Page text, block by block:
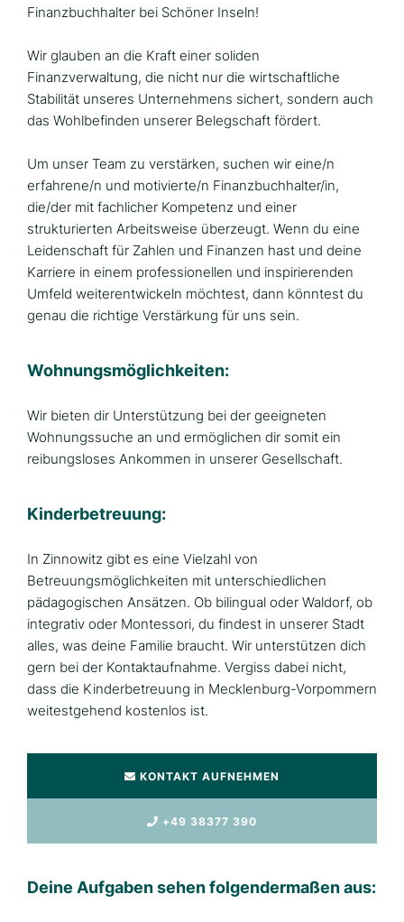
Finanzbuchhalter bei Schöner Inseln!
Wir glauben an die Kraft einer soliden
Finanzverwaltung, die nicht nur die wirtschaftliche
Stabilität unseres Unternehmens sichert, sondern auch
das Wohlbefinden unserer Belegschaft fördert.
Um unser Team zu verstärken, suchen wir eine/n
erfahrene/n und motivierte/n Finanzbuchhalter/in,
die/der mit fachlicher Kompetenz und einer
strukturierten Arbeitsweise überzeugt. Wenn du eine
Leidenschaft für Zahlen und Finanzen hast und deine
Karriere in einem professionellen und inspirierenden
Umfeld weiterentwickeln möchtest, dann könntest du
genau die richtige Verstärkung für uns sein.
Wohnungsmöglichkeiten:
Wir bieten dir Unterstützung bei der geeigneten
Wohnungssuche an und ermöglichen dir somit ein
reibungsloses Ankommen in unserer Gesellschaft.
Kinderbetreuung:
In Zinnowitz gibt es eine Vielzahl von
Betreuungsmöglichkeiten mit unterschiedlichen
pädagogischen Ansätzen. Ob bilingual oder Waldorf, ob
integrativ oder Montessori, du findest in unserer Stadt
alles, was deine Familie braucht. Wir unterstützen dich
gern bei der Kontaktaufnahme. Vergiss dabei nicht,
dass die Kinderbetreuung in Mecklenburg-Vorpommern
weitestgehend kostenlos ist.
KONTAKT AUFNEHMEN
+49 38377 390
Deine Aufgaben sehen folgendermaßen aus: